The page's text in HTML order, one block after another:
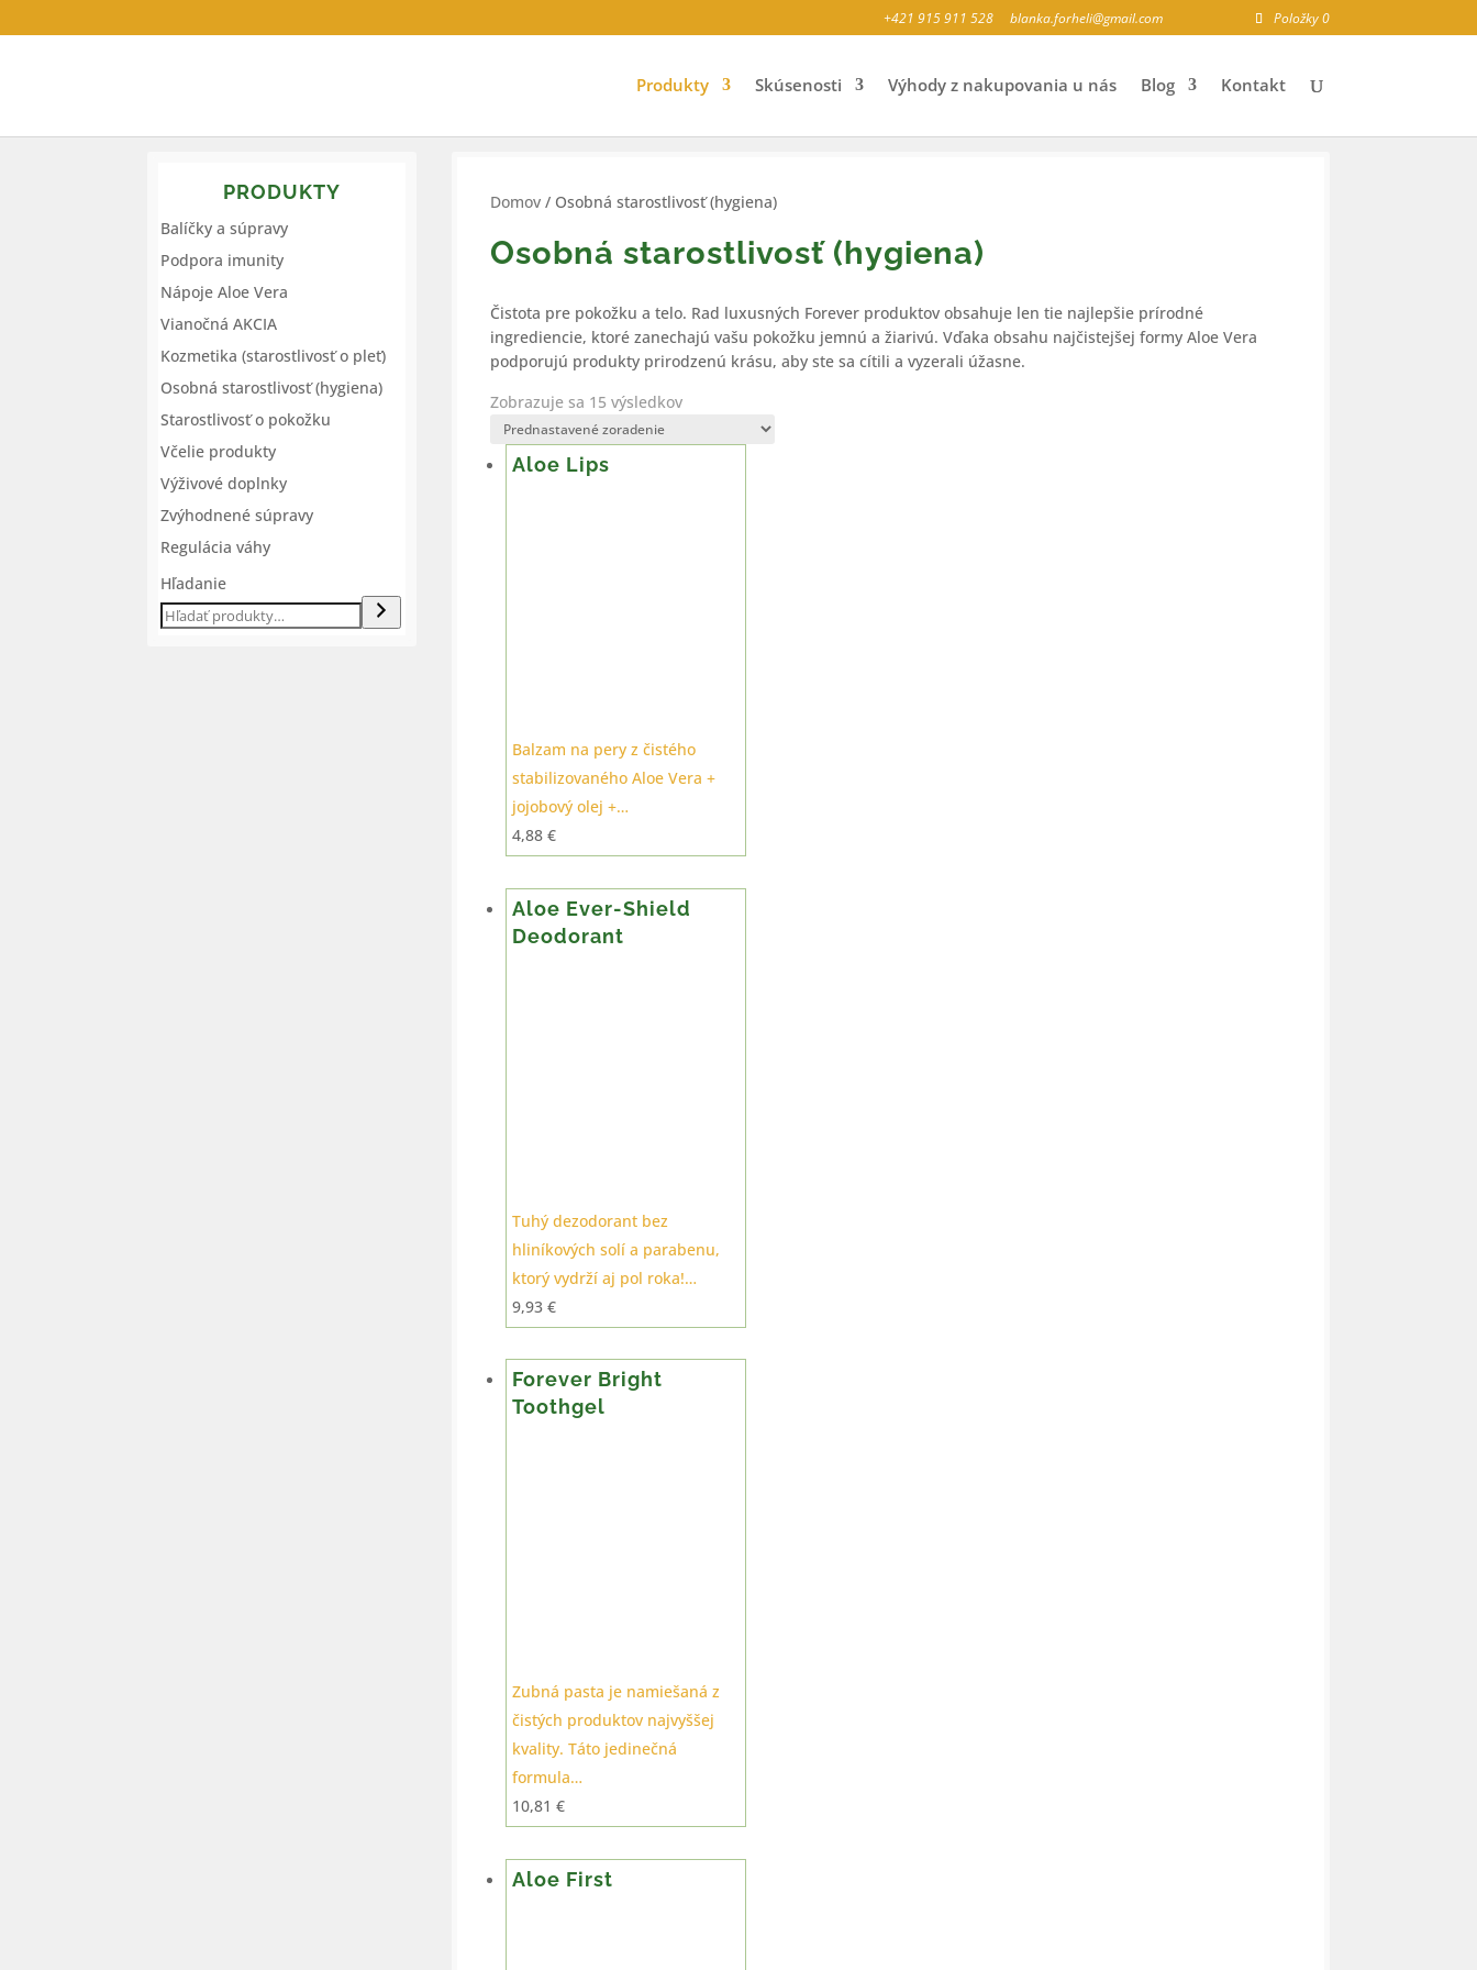
+421 915 911 528 blanka.forheli@gmail.com Položky 0
Produkty Skúsenosti Výhody z nakupovania u nás Blog Kontakt
PRODUKTY
Balíčky a súpravy
Podpora imunity
Nápoje Aloe Vera
Vianočná AKCIA
Kozmetika (starostlivosť o pleť)
Osobná starostlivosť (hygiena)
Starostlivosť o pokožku
Včelie produkty
Výživové doplnky
Zvýhodnené súpravy
Regulácia váhy
Hľadanie
Domov / Osobná starostlivosť (hygiena)
Osobná starostlivosť (hygiena)
Čistota pre pokožku a telo. Rad luxusných Forever produktov obsahuje len tie najlepšie prírodné
ingrediencie, ktoré zanechajú vašu pokožku jemnú a žiarivú. Vďaka obsahu najčistejšej formy Aloe Vera
podporujú produkty prirodzenú krásu, aby ste sa cítili a vyzerali úžasne.
Zobrazuje sa 15 výsledkov
Aloe Lips
Balzam na pery z čistého
stabilizovaného Aloe Vera +
jojobový olej +…
4,88€
Aloe Ever-Shield
Deodorant
Tuhý dezodorant bez
hliníkových solí a parabenu,
ktorý vydrží aj pol roka!…
9,93€
Forever Bright
Toothgel
Zubná pasta je namiešaná z
čistých produktov najvyššej
kvality. Táto jedinečná
formula…
10,81€
Aloe First